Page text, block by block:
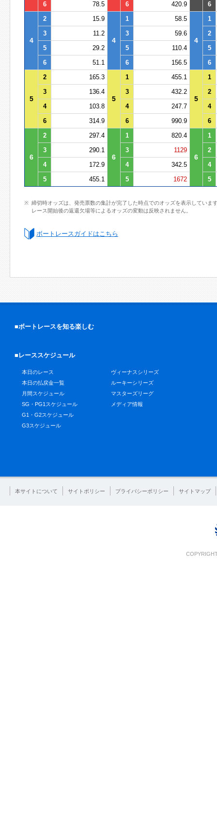
6
78.5 6 420.9 6
4
2 15.9
4
1 58.5
4
1
3
11.2 3 59.6
2
5
29.2 5 110.4
5
6
51.1 6 156.5 6
5
2 165.3
5
1 455.1
5
1
3
136.4 3 432.2
2
4
103.8 4 247.7
4
6
314.9 6 990.9 6
6
2 297.4
6
1 820.4
6
1
3
290.1 3 1129
2
4
172.9 4 342.5
4
5
455.1 5 1672 5
締切時オッズは、発売票数の集計が完了した時点でのオッズを表示していま
レース開始後の返還欠場等によるオッズの変動は反映されません。
ボートレースガイドはこちら
■ボートレースを知る楽しむ
■レーススケジュール
本日のレース
本日の払戻金一覧
月間スケジュール
SG・PG1スケジュール
G1・G2スケジュール
G3スケジュール
ヴィーナスシリーズ
ルーキーシリーズ
マスターズリーグ
メディア情報
本サイトについて サイトポリシー プライバシーポリシー サイトマップ